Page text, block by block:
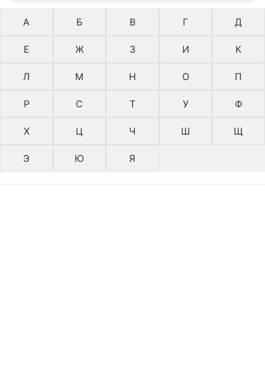
А Б В Г Д
Е Ж З И К
Л М Н О П
Р С Т У Ф
Х Ц Ч Ш Щ
Э Ю Я